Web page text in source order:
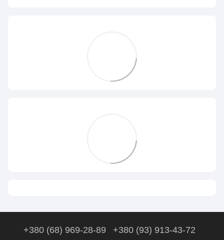
+380 (68) 969-28-89 +380 (93) 913-43-72